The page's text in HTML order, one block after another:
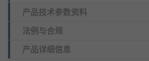
产品技术参数资料
法例与合规
产品详细信息